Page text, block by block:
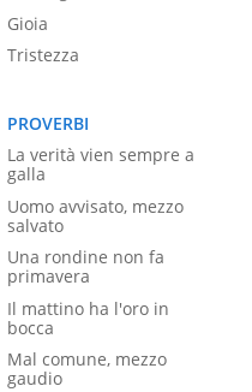
Gioia
Tristezza
PROVERBI
La verità vien sempre a
galla
Uomo avvisato, mezzo
salvato
Una rondine non fa
primavera
Il mattino ha l'oro in
bocca
Mal comune, mezzo
gaudio